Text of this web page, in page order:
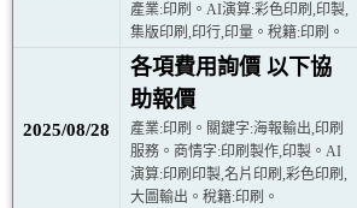
產業:印刷。AI演算:彩色印刷,印製,
集版印刷,印行,印量。稅籍:印刷。
2025/08/28
各項費用詢價 以下協
助報價
產業:印刷。關鍵字:海報輸出,印刷
服務。商情字:印刷製作,印製。AI
演算:印刷印製,名片印刷,彩色印刷,
大圖輸出。稅籍:印刷。